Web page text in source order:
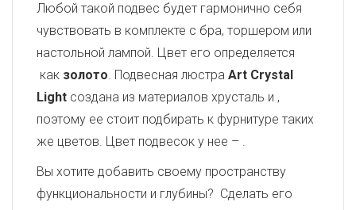
Любой такой подвес будет гармонично себя
чувствовать в комплекте с бра, торшером или
настольной лампой. Цвет его определяется
как золото. Подвесная люстра Art Crystal
Light создана из материалов хрусталь и ,
поэтому ее стоит подбирать к фурнитуре таких
же цветов. Цвет подвесок у нее – .
Вы хотите добавить своему пространству
функциональности и глубины? Сделать его